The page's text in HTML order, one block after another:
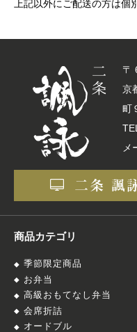
上記以外にご配送の方は個
〒
京
町
メ
商品カテゴリ
季節限定商品
お弁当
高級おもてなし弁当
会席折詰
オードブル